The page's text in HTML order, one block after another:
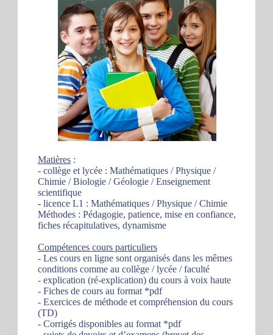
Matières :
- collège et lycée : Mathématiques / Physique /
Chimie / Biologie / Géologie / Enseignement
scientifique
- licence L1 : Mathématiques / Physique / Chimie
Méthodes : Pédagogie, patience, mise en confiance,
fiches récapitulatives, dynamisme
Compétences cours particuliers
- Les cours en ligne sont organisés dans les mêmes
conditions comme au collège / lycée / faculté
- explication (ré-explication) du cours à voix haute
- Fiches de cours au format *pdf
- Exercices de méthode et compréhension du cours
(TD)
- Corrigés disponibles au format *pdf